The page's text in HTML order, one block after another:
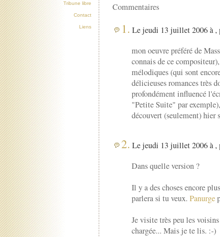
Commentaires
1. Le jeudi 13 juillet 2006 à ,
mon oeuvre préféré de
connais de ce
mélodiques (qui sont
délicieuses romances très
profondément influencé
"Petite Suite" par
découvert (seulement)
2. Le jeudi 13 juillet 2006 à ,
Dans quelle version ?
Il y a des choses encore
parlera si tu veux. Panurge
Je visite très peu les
chargée... Mais je te lis. :-)
Tribune libre
Contact
Liens